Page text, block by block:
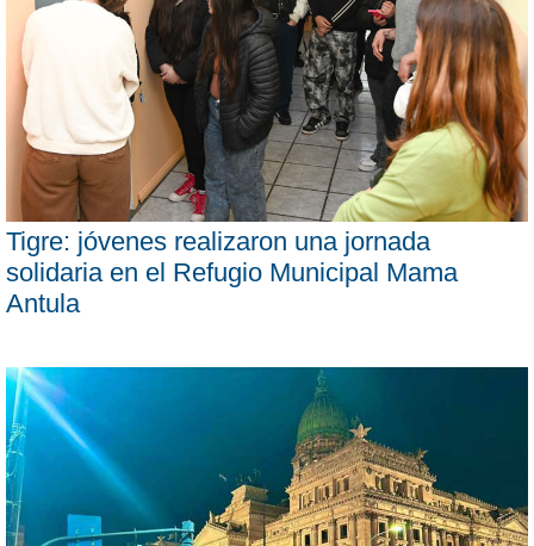
Tigre: jóvenes realizaron una jornada
solidaria en el Refugio Municipal Mama
Antula